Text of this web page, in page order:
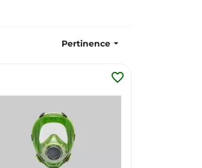
Pertinence
favorite_border